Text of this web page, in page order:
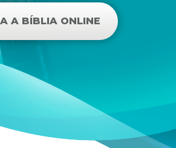
A BÍBLIA ONLINE